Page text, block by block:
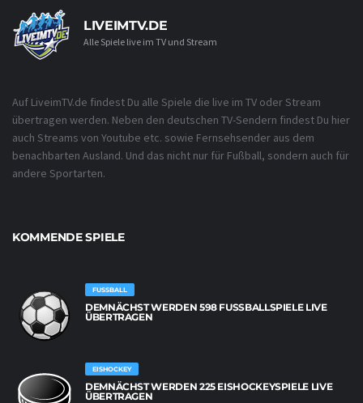
LIVEIMTV.DE
Alle Spiele live im TV und Stream
Auf LiveimTV.de findest Du alle Spiele die live im TV oder Stream
übertragen werden. Neben den deutschen TV-Sendern findest Du hier
auch Streams von Youtube etc. sowie Fernsehsender aus dem
benachbarten Ausland. Und das nicht nur für Fußball, sondern auch für
andere Sportarten.
KOMMENDE SPIELE
FUSSBALL
DEMNÄCHST WERDEN 598 FUSSBALLSPIELE LIVE Ü
BERTRAGEN
EISHOCKEY
DEMNÄCHST WERDEN 225 EISHOCKEYSPIELE LIVE
ÜBERTRAGEN